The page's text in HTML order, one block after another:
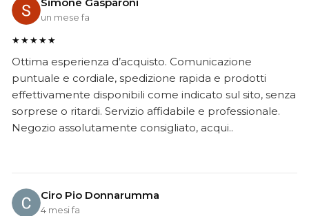
un mese fa
★★★★★
Ottima esperienza d’acquisto. Comunicazione
puntuale e cordiale, spedizione rapida e prodotti
effettivamente disponibili come indicato sul sito, senza
sorprese o ritardi. Servizio affidabile e professionale.
Negozio assolutamente consigliato, acqui..
Ciro Pio Donnarumma
4 mesi fa